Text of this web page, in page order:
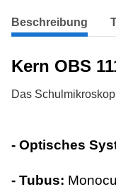
Beschreibung
Kern OBS
Das
- Optisches
- Tubus: